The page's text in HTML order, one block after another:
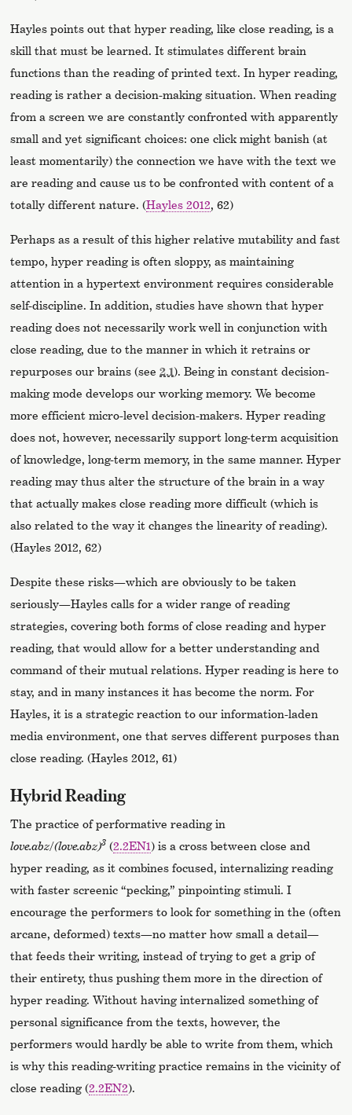
Hayles points out that hyper reading, like close reading, is a
skill that must be learned. It stimulates different brain
functions than the reading of printed text. In hyper reading,
reading is rather a decision-making situation. When reading
from a screen we are constantly confronted with apparently
small and yet significant choices: one click might banish (at
least momentarily) the connection we have with the text we
are reading and cause us to be confronted with content of a
totally different nature. (Hayles 2012, 62)
Perhaps as a result of this higher relative mutability and fast
tempo, hyper reading is often sloppy, as maintaining
attention in a hypertext environment requires considerable
self-discipline. In addition, studies have shown that hyper
reading does not necessarily work well in conjunction with
close reading, due to the manner in which it retrains or
repurposes our brains (see2.1). Being in constant decision-
making mode develops our working memory. We become
more efficient micro-level decision-makers. Hyper reading
does not, however, necessarily support long-term acquisition
of knowledge, long-term memory, in the same manner. Hyper
reading may thus alter the structure of the brain in a way
that actually makes close reading more difficult (which is
also related to the way it changes the linearity of reading).
(Hayles 2012, 62)
Despite these risks—which are obviously to be taken
seriously—Hayles calls for a wider range of reading
strategies, covering both forms of close reading and hyper
reading, that would allow for a better understanding and
command of their mutual relations. Hyper reading is here to
stay, and in many instances it has become the norm. For
Hayles, it is a strategic reaction to our information-laden
media environment, one that serves different purposes than
close reading. (Hayles 2012, 61)
Hybrid Reading
The practice of performative reading in
love.abz/(love.abz)3 (2.2EN1) is a cross between close and
hyper reading, as it combines focused, internalizing reading
with faster screenic “pecking,” pinpointing stimuli. I
encourage the performers to look for something in the (often
arcane, deformed) texts—no matter how small a detail—
that feeds their writing, instead of trying to get a grip of
their entirety, thus pushing them more in the direction of
hyper reading. Without having internalized something of
personal significance from the texts, however, the
performers would hardly be able to write from them, which
is why this reading-writing practice remains in the vicinity of
close reading (2.2EN2).